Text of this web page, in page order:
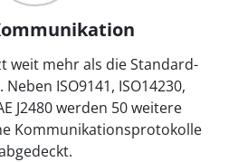
weit mehr als die Standard-
ISO9141, ISO14230,
J2480 werden 50 weitere
Kommunikationsprotokolle